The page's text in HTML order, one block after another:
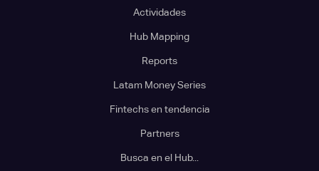
Actividades
Hub Mapping
Reports
Latam Money Series
Fintechs en tendencia
Partners
Busca en el Hub...